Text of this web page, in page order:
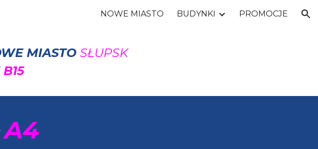
Skip to navigationNOWE MIASTO BUDYNKI PROMOCJE
MIASTO SŁUPSK
B15
A4